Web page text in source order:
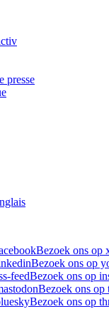
presse
Bezoek ons op
Bezoek ons op
feedBezoek ons op
Bezoek ons op
Bezoek ons op